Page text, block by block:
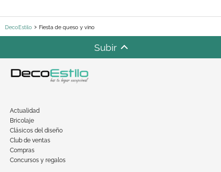
DecoEstilo Fiesta de queso y vino
Subir
Actualidad
Bricolaje
Clásicos del diseño
Club de ventas
Compras
Concursos y regalos